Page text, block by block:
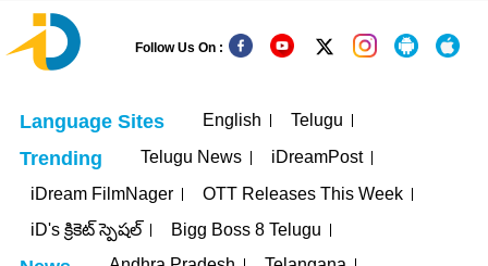
Follow Us On :
Language Sites English Telugu
Trending Telugu News
iDreamPost
iDream FilmNager
OTT Releases This Week
iD's క్రికెట్ స్పెషల్
Bigg Boss 8 Telugu